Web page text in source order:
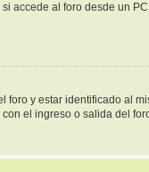
accede al foro desde un
y estar identificado al
el ingreso o salida del